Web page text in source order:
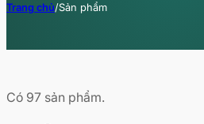
Trang chủ/Sản phẩm
Có 97 sản phẩm.